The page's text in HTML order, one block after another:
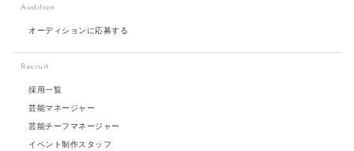
Audition
オーディションに応募する
Recruit
採用一覧
芸能マネージャー
芸能チーフマネージャー
イベント制作スタッフ